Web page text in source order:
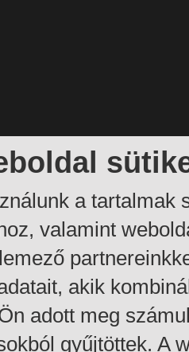
a tartalmak
valamint
akik
adott meg
gyűjtöttek. A